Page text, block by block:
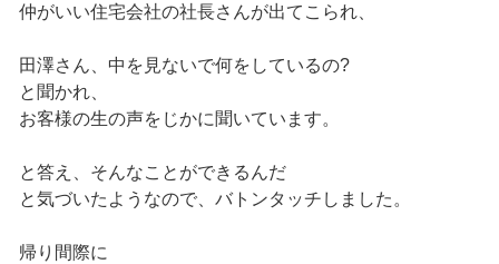
仲がいい住宅会社の社長さんが出てこられ、
田澤さん、中を見ないで何をしているの?
と聞かれ、
お客様の生の声をじかに聞いています。
と答え、そんなことができるんだ
と気づいたようなので、バトンタッチしました。
帰り間際に